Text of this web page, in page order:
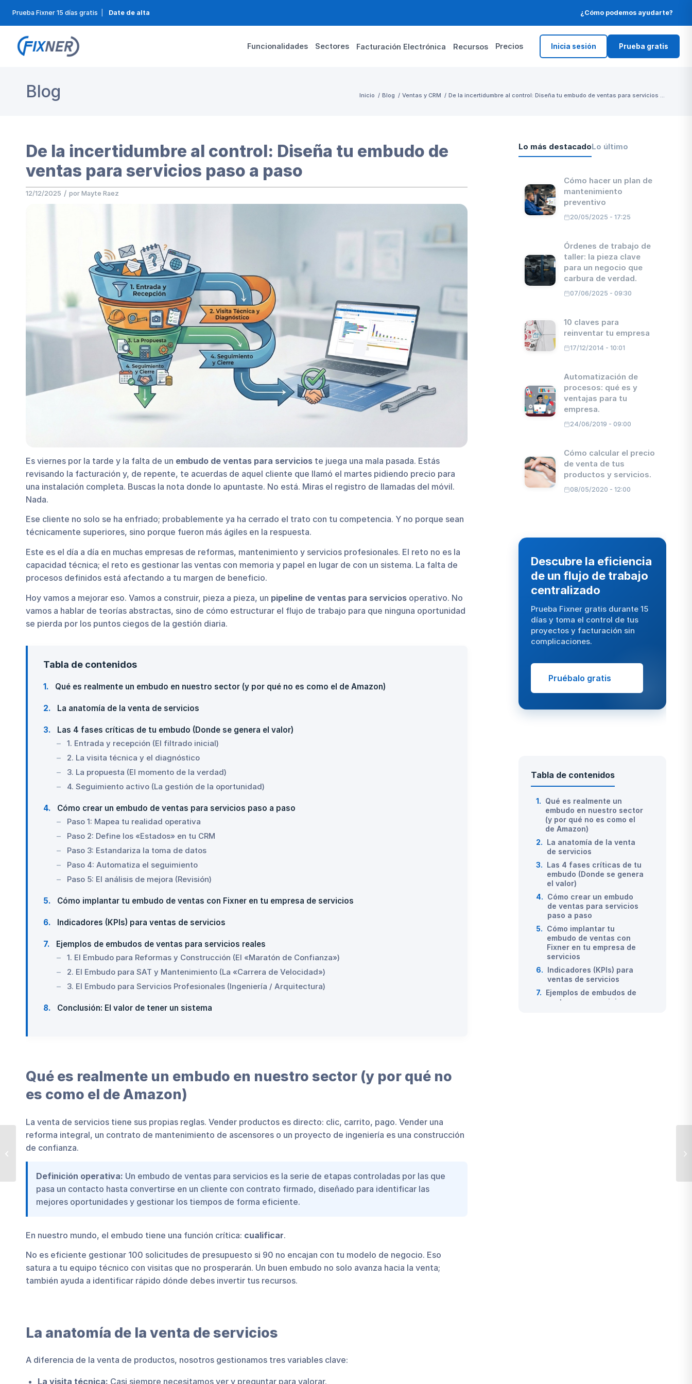
Prueba Fixner 15 días gratis Date de alta ¿Cómo podemos ayudarte?
Funcionalidades Sectores Facturación Electrónica Recursos Precios Inicia sesión Prueba gratis
Blog Inicio / Blog / Ventas y CRM / De la incertidumbre al control: Diseña tu embudo de ventas para servicios ...
De la incertidumbre al control: Diseña tu embudo de
ventas para servicios paso a paso
12/12/2025 / porMayte Raez
Es viernes por la tarde y la falta de un embudo de ventas para servicios te juega una mala pasada. Estás
revisando la facturación y, de repente, te acuerdas de aquel cliente que llamó el martes pidiendo precio para
una instalación completa. Buscas la nota donde lo apuntaste. No está. Miras el registro de llamadas del móvil.
Nada.
Ese cliente no solo se ha enfriado; probablemente ya ha cerrado el trato con tu competencia. Y no porque sean
técnicamente superiores, sino porque fueron más ágiles en la respuesta.
Este es el día a día en muchas empresas de reformas, mantenimiento y servicios profesionales. El reto no es la
capacidad técnica; el reto es gestionar las ventas con memoria y papel en lugar de con un sistema. La falta de
procesos definidos está afectando a tu margen de beneficio.
Hoy vamos a mejorar eso. Vamos a construir, pieza a pieza, un pipeline de ventas para servicios operativo. No
vamos a hablar de teorías abstractas, sino de cómo estructurar el flujo de trabajo para que ninguna oportunidad
se pierda por los puntos ciegos de la gestión diaria.
Tabla de contenidos
1 Qué es realmente un embudo en nuestro sector (y por qué no es como el de Amazon)
2 La anatomía de la venta de servicios
3
Las 4 fases críticas de tu embudo (Donde se genera el valor)
1. Entrada y recepción (El filtrado inicial)
2. La visita técnica y el diagnóstico
3. La propuesta (El momento de la verdad)
4. Seguimiento activo (La gestión de la oportunidad)
4
Cómo crear un embudo de ventas para servicios paso a paso
Paso 1: Mapea tu realidad operativa
Paso 2: Define los «Estados» en tu CRM
Paso 3: Estandariza la toma de datos
Paso 4: Automatiza el seguimiento
Paso 5: El análisis de mejora (Revisión)
5 Cómo implantar tu embudo de ventas con Fixner en tu empresa de servicios
6 Indicadores (KPIs) para ventas de servicios
7
Ejemplos de embudos de ventas para servicios reales
1. El Embudo para Reformas y Construcción (El «Maratón de Confianza»)
2. El Embudo para SAT y Mantenimiento (La «Carrera de Velocidad»)
3. El Embudo para Servicios Profesionales (Ingeniería / Arquitectura)
8 Conclusión: El valor de tener un sistema
Qué es realmente un embudo en nuestro sector (y por qué no
es como el de Amazon)
La venta de servicios tiene sus propias reglas. Vender productos es directo: clic, carrito, pago. Vender una
reforma integral, un contrato de mantenimiento de ascensores o un proyecto de ingeniería es una construcción
de confianza.
Definición operativa: Un embudo de ventas para servicios es la serie de etapas controladas por las que
pasa un contacto hasta convertirse en un cliente con contrato firmado, diseñado para identificar las
mejores oportunidades y gestionar los tiempos de forma eficiente.
En nuestro mundo, el embudo tiene una función crítica: cualificar.
No es eficiente gestionar 100 solicitudes de presupuesto si 90 no encajan con tu modelo de negocio. Eso
satura a tu equipo técnico con visitas que no prosperarán. Un buen embudo no solo avanza hacia la venta;
también ayuda a identificar rápido dónde debes invertir tus recursos.
La anatomía de la venta de servicios
A diferencia de la venta de productos, nosotros gestionamos tres variables clave:
La visita técnica: Casi siempre necesitamos ver y preguntar para valorar.
Lo más destacadoLo último
Cómo hacer un plan de
mantenimiento
preventivo
20/05/2025 - 17:25
Órdenes de trabajo de
taller: la pieza clave
para un negocio que
carbura de verdad.
07/06/2025 - 09:30
10 claves para
reinventar tu empresa
17/12/2014 - 10:01
Automatización de
procesos: qué es y
ventajas para tu
empresa.
24/06/2019 - 09:00
Cómo calcular el precio
de venta de tus
productos y servicios.
08/05/2020 - 12:00
Descubre la eficiencia
de un flujo de trabajo
centralizado
Prueba Fixner gratis durante 15
días y toma el control de tus
proyectos y facturación sin
complicaciones.
Pruébalo gratis
Tabla de contenidos
1. Qué es realmente un
embudo en nuestro sector
(y por qué no es como el
de Amazon)
2. La anatomía de la venta
de servicios
3. Las 4 fases críticas de tu
embudo (Donde se genera
el valor)
4. Cómo crear un embudo
de ventas para servicios
paso a paso
5. Cómo implantar tu
embudo de ventas con
Fixner en tu empresa de
servicios
6. Indicadores (KPIs) para
ventas de servicios
7. Ejemplos de embudos de
ventas para servicios
Preguntas y
respuestas sobre